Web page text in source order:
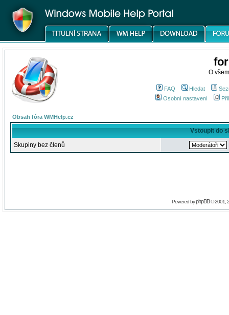
O
FAQ Hledat
Osobní nastavení
Obsah fóra WMHelp.cz
Vstoupit do
Skupiny bez členů
Powered byphpBB© 2001,